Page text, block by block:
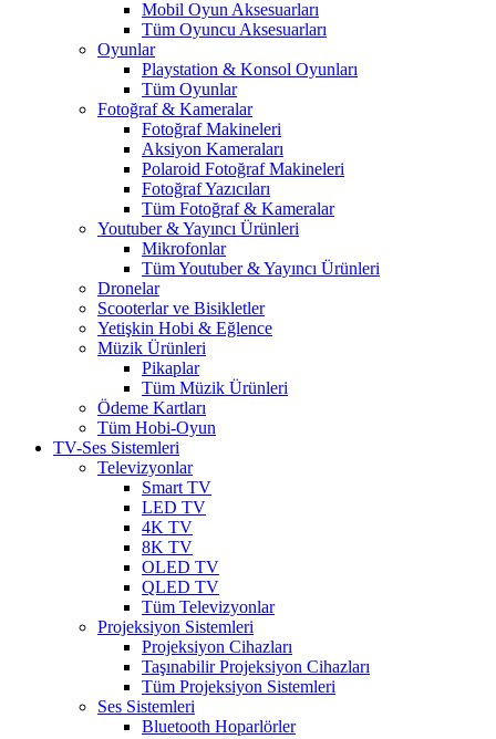
Mobil Oyun Aksesuarları
Tüm Oyuncu Aksesuarları
Oyunlar
Playstation & Konsol Oyunları
Tüm Oyunlar
Fotoğraf & Kameralar
Fotoğraf Makineleri
Aksiyon Kameraları
Polaroid Fotoğraf Makineleri
Fotoğraf Yazıcıları
Tüm Fotoğraf & Kameralar
Youtuber & Yayıncı Ürünleri
Mikrofonlar
Tüm Youtuber & Yayıncı Ürünleri
Dronelar
Scooterlar ve Bisikletler
Yetişkin Hobi & Eğlence
Müzik Ürünleri
Pikaplar
Tüm Müzik Ürünleri
Ödeme Kartları
Tüm Hobi-Oyun
TV-Ses Sistemleri
Televizyonlar
Smart TV
LED TV
4K TV
8K TV
OLED TV
QLED TV
Tüm Televizyonlar
Projeksiyon Sistemleri
Projeksiyon Cihazları
Taşınabilir Projeksiyon Cihazları
Tüm Projeksiyon Sistemleri
Ses Sistemleri
Bluetooth Hoparlörler